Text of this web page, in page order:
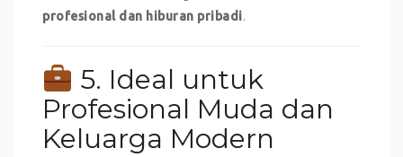
profesional dan hiburan pribadi.
5. Ideal untuk
Profesional Muda dan
Keluarga Modern